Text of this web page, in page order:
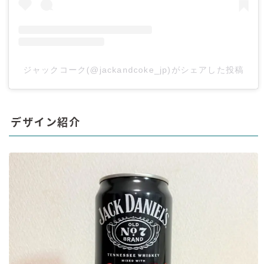
ジャックコーク(@jackandcoke_jp)がシェアした投稿
デザイン紹介